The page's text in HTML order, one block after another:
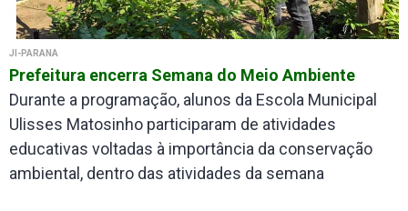
JI-PARANÁ
Prefeitura encerra Semana do Meio Ambiente
Durante a programação, alunos da Escola Municipal
Ulisses Matosinho participaram de atividades
educativas voltadas à importância da conservação
ambiental, dentro das atividades da semana